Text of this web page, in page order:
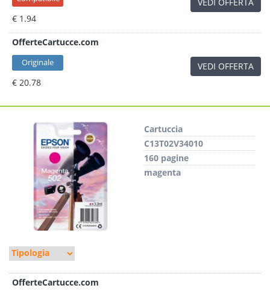
€ 1.94
OfferteCartucce.com
Originale
€ 20.78
VEDI OFFERTA
Cartuccia
C13T02V34010
160 pagine
magenta
OfferteCartucce.com